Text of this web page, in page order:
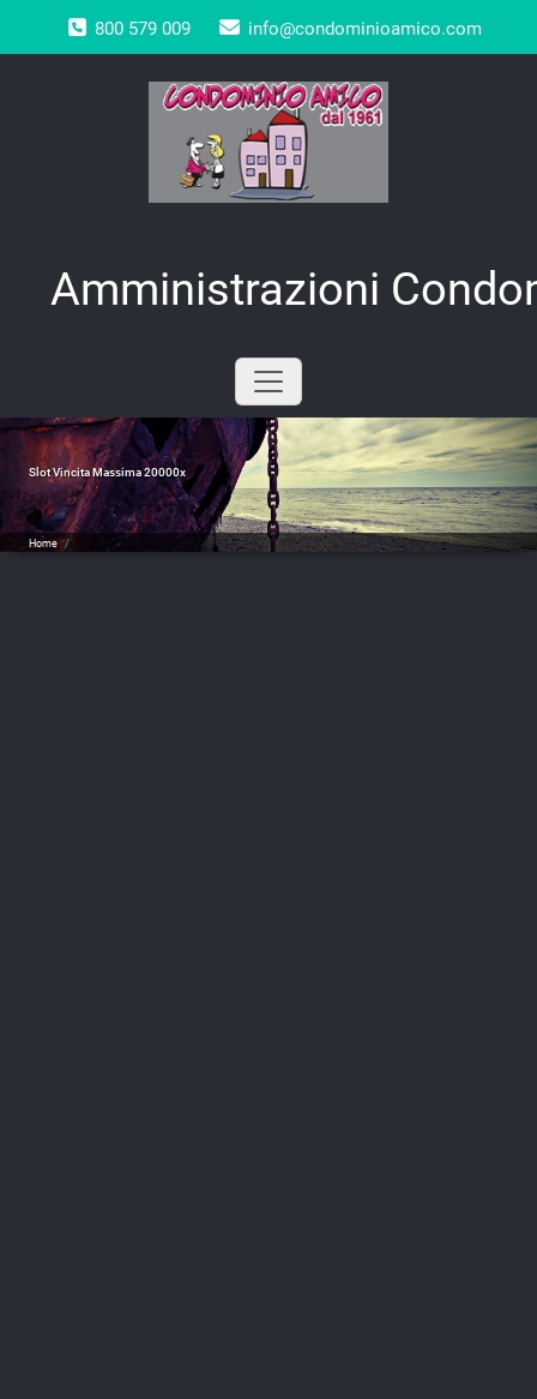
content
800 579 009 info@condominioamico.com
Amministrazioni
Slot Vincita Massima 20000x
Home /